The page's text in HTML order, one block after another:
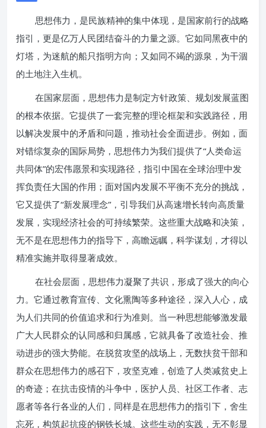
思想伟力，是民族精神的集中体现，是国家前行的战略
指引，更是亿万人民团结奋斗的力量之源。它如同黑夜中的
灯塔，为迷航的船只指明方向；又如同不竭的源泉，为干涸
的土地注入生机。
在国家层面，思想伟力是制定方针政策、规划发展蓝图
的根本依据。它提供了一套完整的理论框架和实践路径，用
以解决发展中的矛盾和问题，推动社会全面进步。例如，面
对错综复杂的国际局势，思想伟力为我们提供了“人类命运
共同体”的宏伟愿景和实现路径，指引中国在全球治理中发
挥负责任大国的作用；面对国内发展不平衡不充分的挑战，
它又提供了“新发展理念”，引导我们从高速增长转向高质量
发展，实现经济社会的可持续繁荣。这些重大战略和决策，
无不是在思想伟力的指导下，高瞻远瞩，科学谋划，才得以
精准实施并取得显著成效。
在社会层面，思想伟力凝聚了共识，形成了强大的向心
力。它通过教育宣传、文化熏陶等多种途径，深入人心，成
为人们共同的价值追求和行为准则。当一种思想能够激发最
广大人民群众的认同感和归属感，它就具备了改造社会、推
动进步的强大势能。在脱贫攻坚的战场上，无数扶贫干部和
群众在思想伟力的感召下，攻坚克难，创造了人类减贫史上
的奇迹；在抗击疫情的斗争中，医护人员、社区工作者、志
愿者等各行各业的人们，同样是在思想伟力的指引下，舍生
忘死，构筑起抗疫的钢铁长城。这些生动的实践，无不彰显